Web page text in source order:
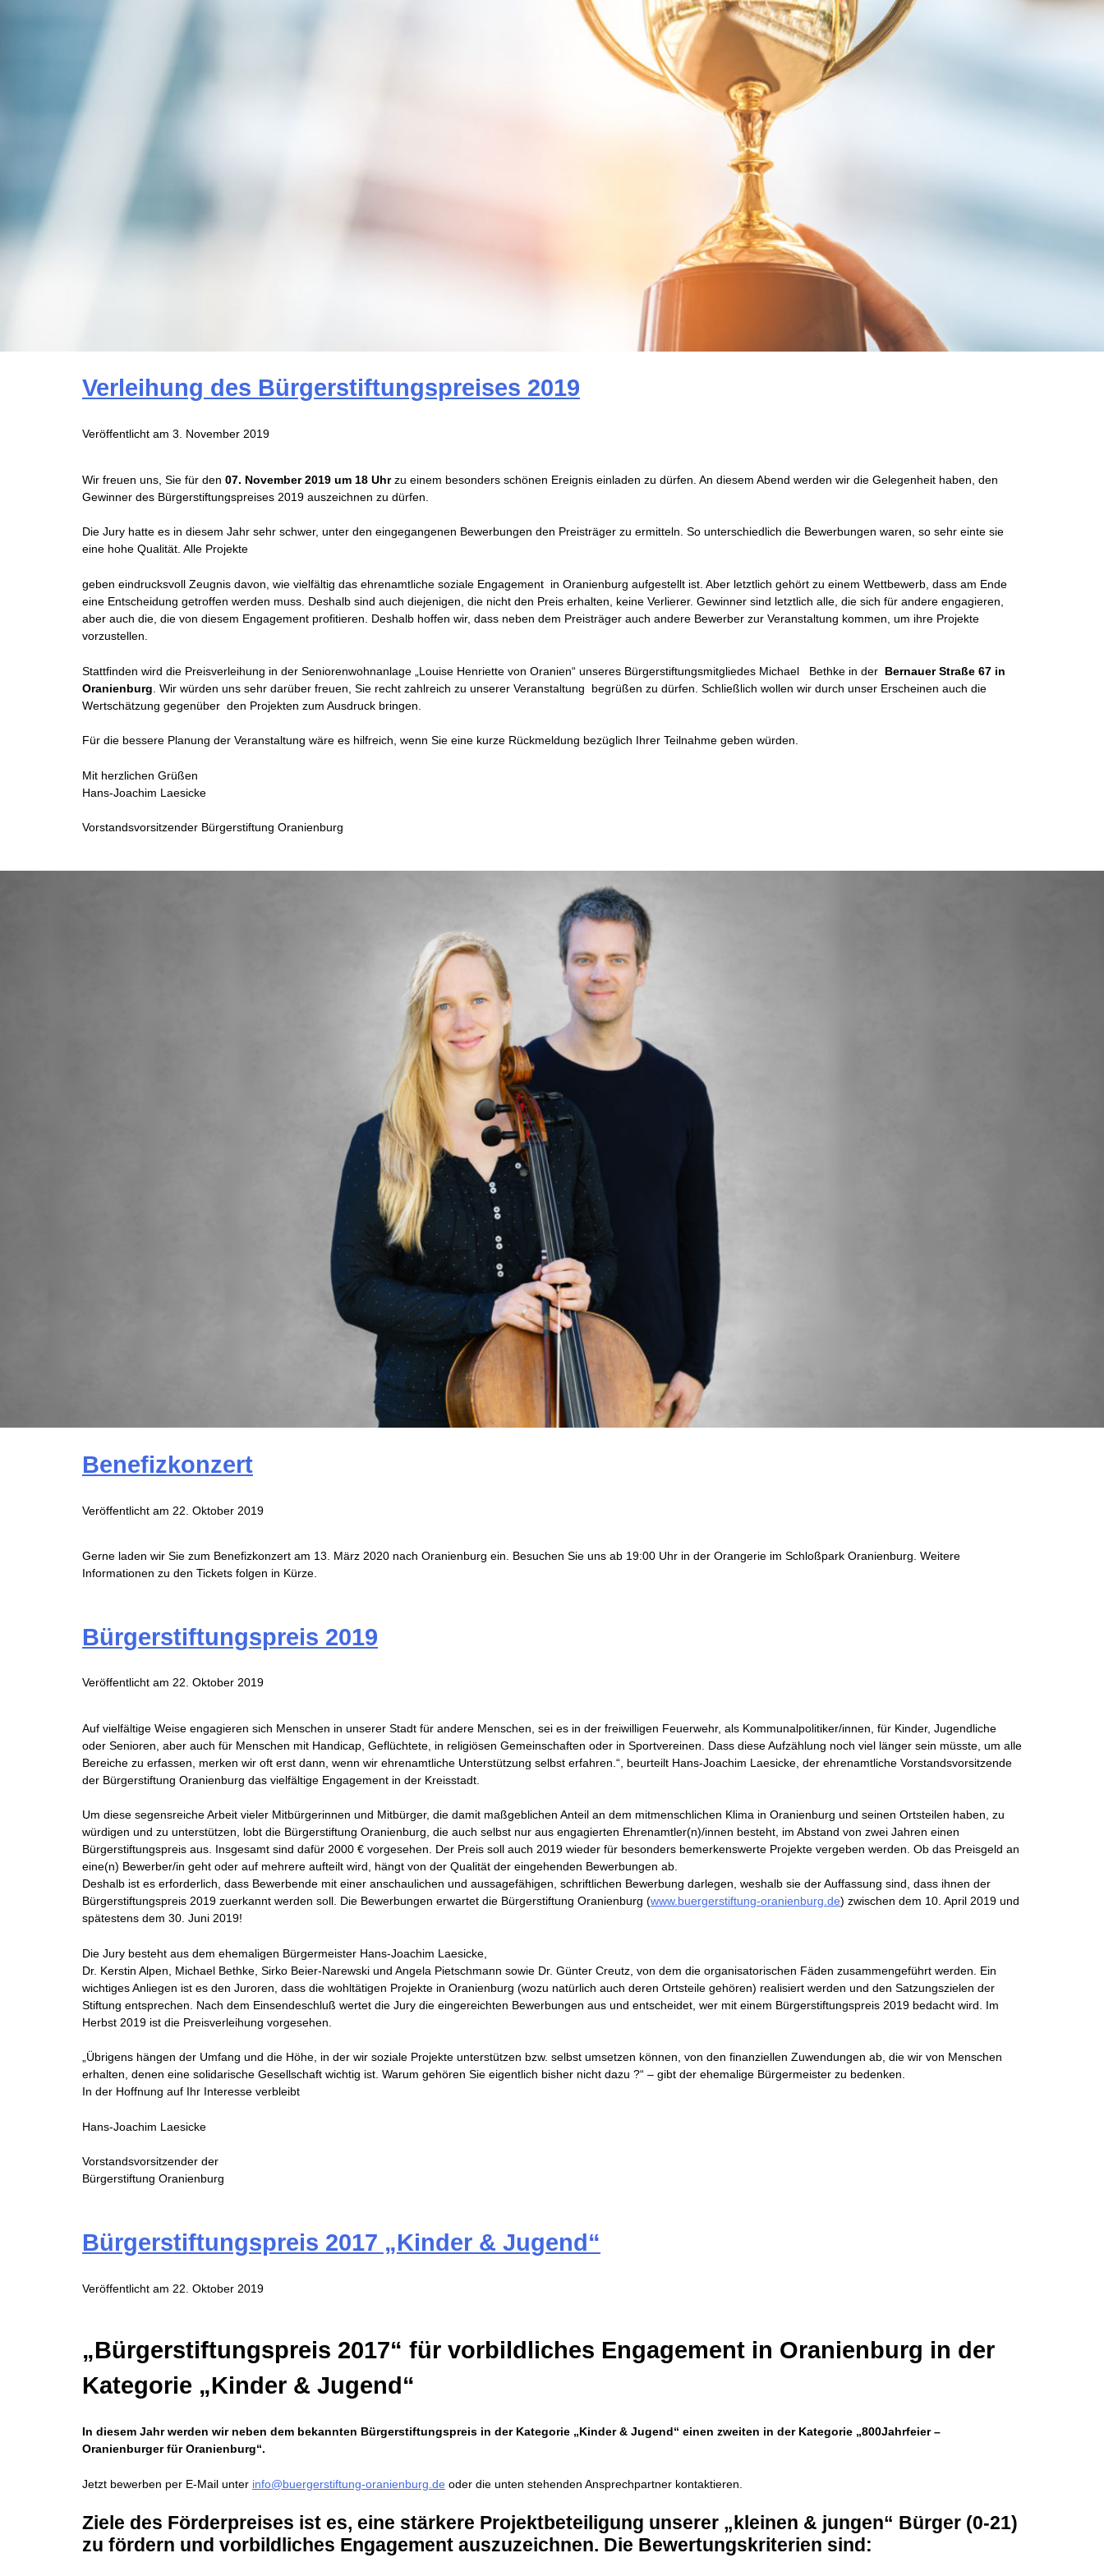
Verleihung des Bürgerstiftungspreises 2019
Veröffentlicht am 3. November 2019
Wir freuen uns, Sie für den 07. November 2019 um 18 Uhrzu einem besonders schönen Ereignis einladen zu dürfen. An diesem Abend werden wir die Gelegenheit haben, den
Gewinner des Bürgerstiftungspreises 2019 auszeichnen zu dürfen.
Die Jury hatte es in diesem Jahr sehr schwer, unter den eingegangenen Bewerbungen den Preisträger zu ermitteln. So unterschiedlich die Bewerbungen waren, so sehr einte sie
eine hohe Qualität. Alle Projekte
geben eindrucksvoll Zeugnis davon, wie vielfältig das ehrenamtliche soziale Engagement in Oranienburg aufgestellt ist. Aber letztlich gehört zu einem Wettbewerb, dass am Ende
eine Entscheidung getroffen werden muss. Deshalb sind auch diejenigen, die nicht den Preis erhalten, keine Verlierer. Gewinner sind letztlich alle, die sich für andere engagieren,
aber auch die, die von diesem Engagement profitieren. Deshalb hoffen wir, dass neben dem Preisträger auch andere Bewerber zur Veranstaltung kommen, um ihre Projekte
vorzustellen.
Stattfinden wird die Preisverleihung in der Seniorenwohnanlage „Louise Henriette von Oranien“ unseres Bürgerstiftungsmitgliedes Michael Bethke in der Bernauer Straße 67 in
Oranienburg . Wir würden uns sehr darüber freuen, Sie recht zahlreich zu unserer Veranstaltung begrüßen zu dürfen. Schließlich wollen wir durch unser Erscheinen auch die
Wertschätzung gegenüber den Projekten zum Ausdruck bringen.
Für die bessere Planung der Veranstaltung wäre es hilfreich, wenn Sie eine kurze Rückmeldung bezüglich Ihrer Teilnahme geben würden.
Mit herzlichen Grüßen
Hans-Joachim Laesicke
Vorstandsvorsitzender Bürgerstiftung Oranienburg
Benefizkonzert
Veröffentlicht am 22. Oktober 2019
Gerne laden wir Sie zum Benefizkonzert am 13. März 2020 nach Oranienburg ein. Besuchen Sie uns ab 19:00 Uhr in der Orangerie im Schloßpark Oranienburg. Weitere
Informationen zu den Tickets folgen in Kürze.
Bürgerstiftungspreis 2019
Veröffentlicht am 22. Oktober 2019
Auf vielfältige Weise engagieren sich Menschen in unserer Stadt für andere Menschen, sei es in der freiwilligen Feuerwehr, als Kommunalpolitiker/innen, für Kinder, Jugendliche
oder Senioren, aber auch für Menschen mit Handicap, Geflüchtete, in religiösen Gemeinschaften oder in Sportvereinen. Dass diese Aufzählung noch viel länger sein müsste, um alle
Bereiche zu erfassen, merken wir oft erst dann, wenn wir ehrenamtliche Unterstützung selbst erfahren.“, beurteilt Hans-Joachim Laesicke, der ehrenamtliche Vorstandsvorsitzende
der Bürgerstiftung Oranienburg das vielfältige Engagement in der Kreisstadt.
Um diese segensreiche Arbeit vieler Mitbürgerinnen und Mitbürger, die damit maßgeblichen Anteil an dem mitmenschlichen Klima in Oranienburg und seinen Ortsteilen haben, zu
würdigen und zu unterstützen, lobt die Bürgerstiftung Oranienburg, die auch selbst nur aus engagierten Ehrenamtler(n)/innen besteht, im Abstand von zwei Jahren einen
Bürgerstiftungspreis aus. Insgesamt sind dafür 2000 € vorgesehen. Der Preis soll auch 2019 wieder für besonders bemerkenswerte Projekte vergeben werden. Ob das Preisgeld an
eine(n) Bewerber/in geht oder auf mehrere aufteilt wird, hängt von der Qualität der eingehenden Bewerbungen ab.
Deshalb ist es erforderlich, dass Bewerbende mit einer anschaulichen und aussagefähigen, schriftlichen Bewerbung darlegen, weshalb sie der Auffassung sind, dass ihnen der
Bürgerstiftungspreis 2019 zuerkannt werden soll. Die Bewerbungen erwartet die Bürgerstiftung Oranienburg (www.buergerstiftung-oranienburg.de) zwischen dem 10. April 2019 und
spätestens dem 30. Juni 2019!
Die Jury besteht aus dem ehemaligen Bürgermeister Hans-Joachim Laesicke,
Dr. Kerstin Alpen, Michael Bethke, Sirko Beier-Narewski und Angela Pietschmann sowie Dr. Günter Creutz, von dem die organisatorischen Fäden zusammengeführt werden. Ein
wichtiges Anliegen ist es den Juroren, dass die wohltätigen Projekte in Oranienburg (wozu natürlich auch deren Ortsteile gehören) realisiert werden und den Satzungszielen der
Stiftung entsprechen. Nach dem Einsendeschluß wertet die Jury die eingereichten Bewerbungen aus und entscheidet, wer mit einem Bürgerstiftungspreis 2019 bedacht wird. Im
Herbst 2019 ist die Preisverleihung vorgesehen.
„Übrigens hängen der Umfang und die Höhe, in der wir soziale Projekte unterstützen bzw. selbst umsetzen können, von den finanziellen Zuwendungen ab, die wir von Menschen
erhalten, denen eine solidarische Gesellschaft wichtig ist. Warum gehören Sie eigentlich bisher nicht dazu ?“ – gibt der ehemalige Bürgermeister zu bedenken.
In der Hoffnung auf Ihr Interesse verbleibt
Hans-Joachim Laesicke
Vorstandsvorsitzender der
Bürgerstiftung Oranienburg
Bürgerstiftungspreis 2017 „Kinder & Jugend“
Veröffentlicht am 22. Oktober 2019
„Bürgerstiftungspreis 2017“ für vorbildliches Engagement in Oranienburg in der
Kategorie „Kinder & Jugend“
In diesem Jahr werden wir neben dem bekannten Bürgerstiftungspreis in der Kategorie „Kinder & Jugend“ einen zweiten in der Kategorie „800Jahrfeier –
Oranienburger für Oranienburg“.
Jetzt bewerben per E-Mail unter info@buergerstiftung-oranienburg.de oder die unten stehenden Ansprechpartner kontaktieren.
Ziele des Förderpreises ist es, eine stärkere Projektbeteiligung unserer „kleinen & jungen“ Bürger (0-21)
zu fördern und vorbildliches Engagement auszuzeichnen. Die Bewertungskriterien sind: